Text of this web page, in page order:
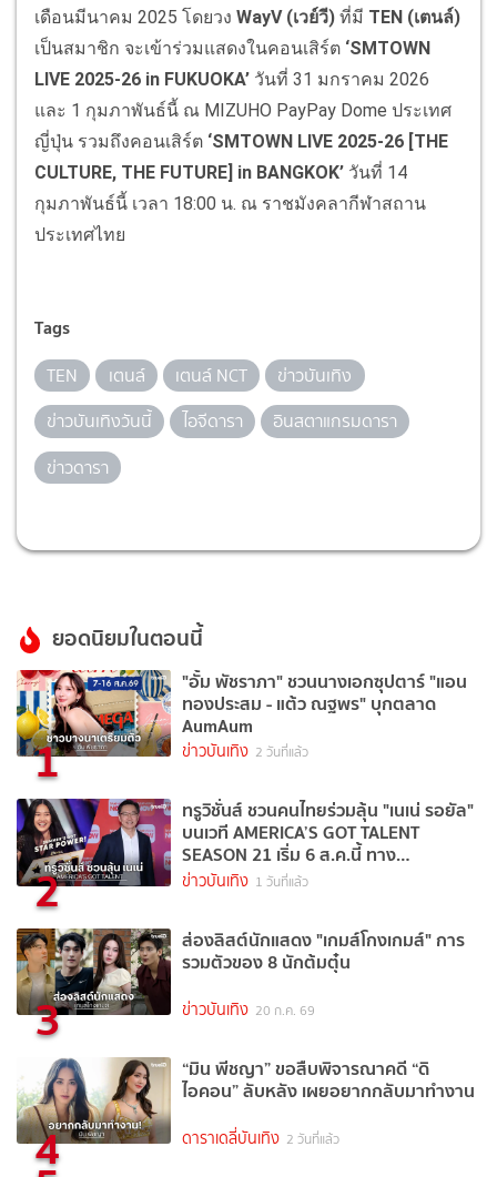
เดือนมีนาคม 2025 โดยวง WayV (เวย์วี) ที่มี TEN (เตนล์)
เป็นสมาชิก จะเข้าร่วมแสดงในคอนเสิร์ต ‘SMTOWN
LIVE 2025-26 in FUKUOKA’ วันที่ 31 มกราคม 2026
และ 1 กุมภาพันธ์นี้ ณ MIZUHO PayPay Dome ประเทศ
ญี่ปุ่น รวมถึงคอนเสิร์ต ‘SMTOWN LIVE 2025-26 [THE
CULTURE, THE FUTURE] in BANGKOK’ วันที่ 14
กุมภาพันธ์นี้ เวลา 18:00 น. ณ ราชมังคลากีฬาสถาน
ประเทศไทย
Tags
TEN เตนล์ เตนล์ NCT
ข่าวบันเทิง
ข่าวบันเทิงวันนี้
ไอจีดารา
อินสตาแกรมดารา
ข่าวดารา
ยอดนิยมในตอนนี้
1
"อั้ม พัชราภา" ชวนนางเอกซุปตาร์ "แอน
ทองประสม - แต้ว ณฐพร" บุกตลาด
AumAum
ข่าวบันเทิง 2 วันที่แล้ว
2
ทรูวิชั่นส์ ชวนคนไทยร่วมลุ้น "เนเน่ รอยัล"
บนเวที AMERICA’S GOT TALENT
SEASON 21 เริ่ม 6 ส.ค.นี้ ทาง
TrueVisions NOW
ข่าวบันเทิง 1 วันที่แล้ว
3
ส่องลิสต์นักแสดง "เกมส์โกงเกมส์" การ
รวมตัวของ 8 นักต้มตุ๋น
ข่าวบันเทิง 20 ก.ค. 69
4
“มิน พีชญา” ขอสืบพิจารณาคดี “ดิ
ไอคอน” ลับหลัง เผยอยากกลับมาทำงาน
ดาราเดลี่บันเทิง 2 วันที่แล้ว